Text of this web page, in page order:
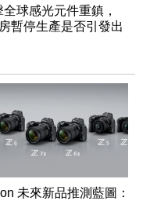
球感光元件重鎮，
暫停生產是否引發出
未來新品推測藍圖：